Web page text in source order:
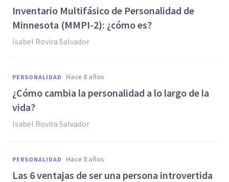
Inventario Multifásico de Personalidad de
Minnesota (MMPI-2): ¿cómo es?
Isabel Rovira Salvador
PERSONALIDAD hace 8 años
¿Cómo cambia la personalidad a lo largo de la
vida?
Isabel Rovira Salvador
PERSONALIDAD hace 8 años
Las 6 ventajas de ser una persona introvertida